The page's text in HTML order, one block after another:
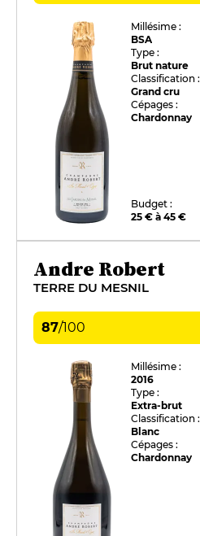
Millésime :
BSA
Type :
Brut nature
Classification :
Grand cru
Cépages :
Chardonnay
Budget :
25 € à 45 €
Andre Robert
TERRE DU MESNIL
87/100
Millésime :
2016
Type :
Extra-brut
Classification :
Blanc
Cépages :
Chardonnay